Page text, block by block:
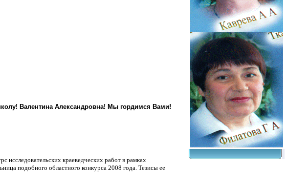
Валентина Александровна! Мы гордимся Вами!
исследовательских краеведческих работ в рамках
подобного областного конкурса 2008 года. Тезисы ее